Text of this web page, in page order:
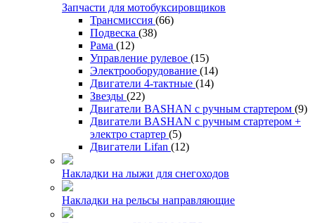
Запчасти для мотобуксировщиков
Трансмиссия (66)
Подвеска (38)
Рама (12)
Управление рулевое (15)
Электрооборудование (14)
Двигатели 4-тактные (14)
Звезды (22)
Двигатели BASHAN с ручным стартером (9)
Двигатели BASHAN с ручным стартером +
электро стартер (5)
Двигатели Lifan (12)
Накладки на лыжи для снегоходов
Накладки на рельсы направляющие